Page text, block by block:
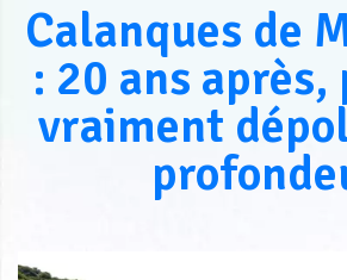
Calanques de
: 20 ans
vraiment